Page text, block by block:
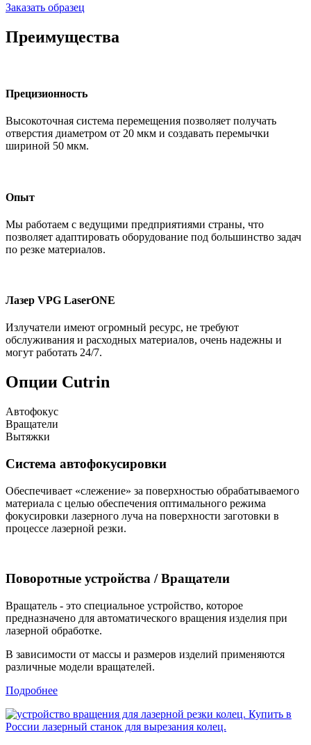
Заказать образец
Преимущества
Прецизионность
Высокоточная система перемещения позволяет получать
отверстия диаметром от 20 мкм и создавать перемычки
шириной 50 мкм.
Опыт
Мы работаем с ведущими предприятиями страны, что
позволяет адаптировать оборудование под большинство задач
по резке материалов.
Лазер VPG LaserONE
Излучатели имеют огромный ресурс, не требуют
обслуживания и расходных материалов, очень надежны и
могут работать 24/7.
Опции Cutrin
Автофокус
Вращатели
Вытяжки
Система автофокусировки
Обеспечивает «слежение» за поверхностью обрабатываемого
материала с целью обеспечения оптимального режима
фокусировки лазерного луча на поверхности заготовки в
процессе лазерной резки.
Поворотные устройства / Вращатели
Вращатель - это специальное устройство, которое
предназначено для автоматического вращения изделия при
лазерной обработке.
В зависимости от массы и размеров изделий применяются
различные модели вращателей.
Подробнее